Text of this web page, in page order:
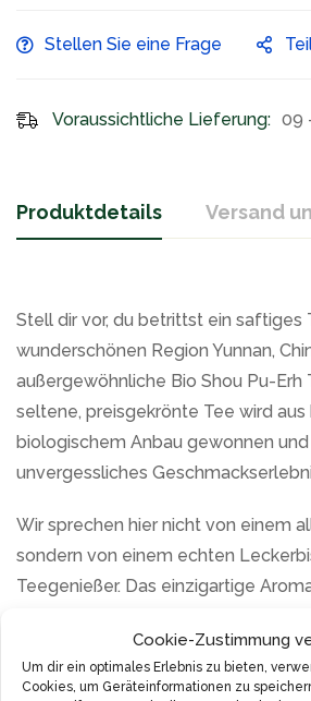
Cookie-Zustimmung
Um dir ein optimales Erlebnis zu bieten,
Cookies, um Geräteinformationen zu
Stellen Sie eine Frage
Voraussichtliche Lieferung: 09
Produktdetails Versand
Stell dir vor, du betrittst ein saftiges
wunderschönen Region Yunnan,
außergewöhnliche Bio Shou Pu-Erh
seltene, preisgekrönte Tee wird
biologischem Anbau gewonnen
unvergessliches
Wir sprechen hier nicht von einem
sondern von einem echten
Teegenießer. Das einzigartige
feinen Bitternoten mit komplexen
vermischen. Dies liegt an der